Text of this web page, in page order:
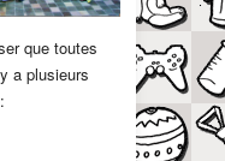
que toutes
a plusieurs